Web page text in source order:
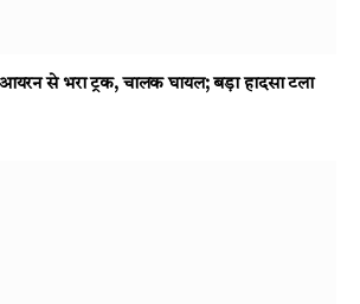
से भरा ट्रक, चालक घायल; बड़ा हादसा टला